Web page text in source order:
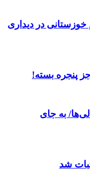
خوزستانی در دیداری
پنجره بسته!
به جای
شد